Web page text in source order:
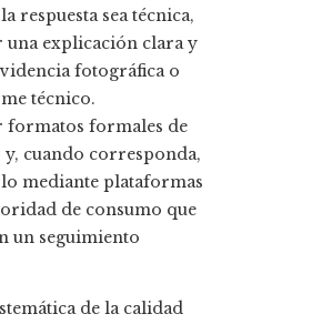
respuesta sea técnica,
explicación clara y
fotográfica o
técnico.
formatos formales de
cuando corresponda,
mediante plataformas
de consumo que
un seguimiento
de la calidad